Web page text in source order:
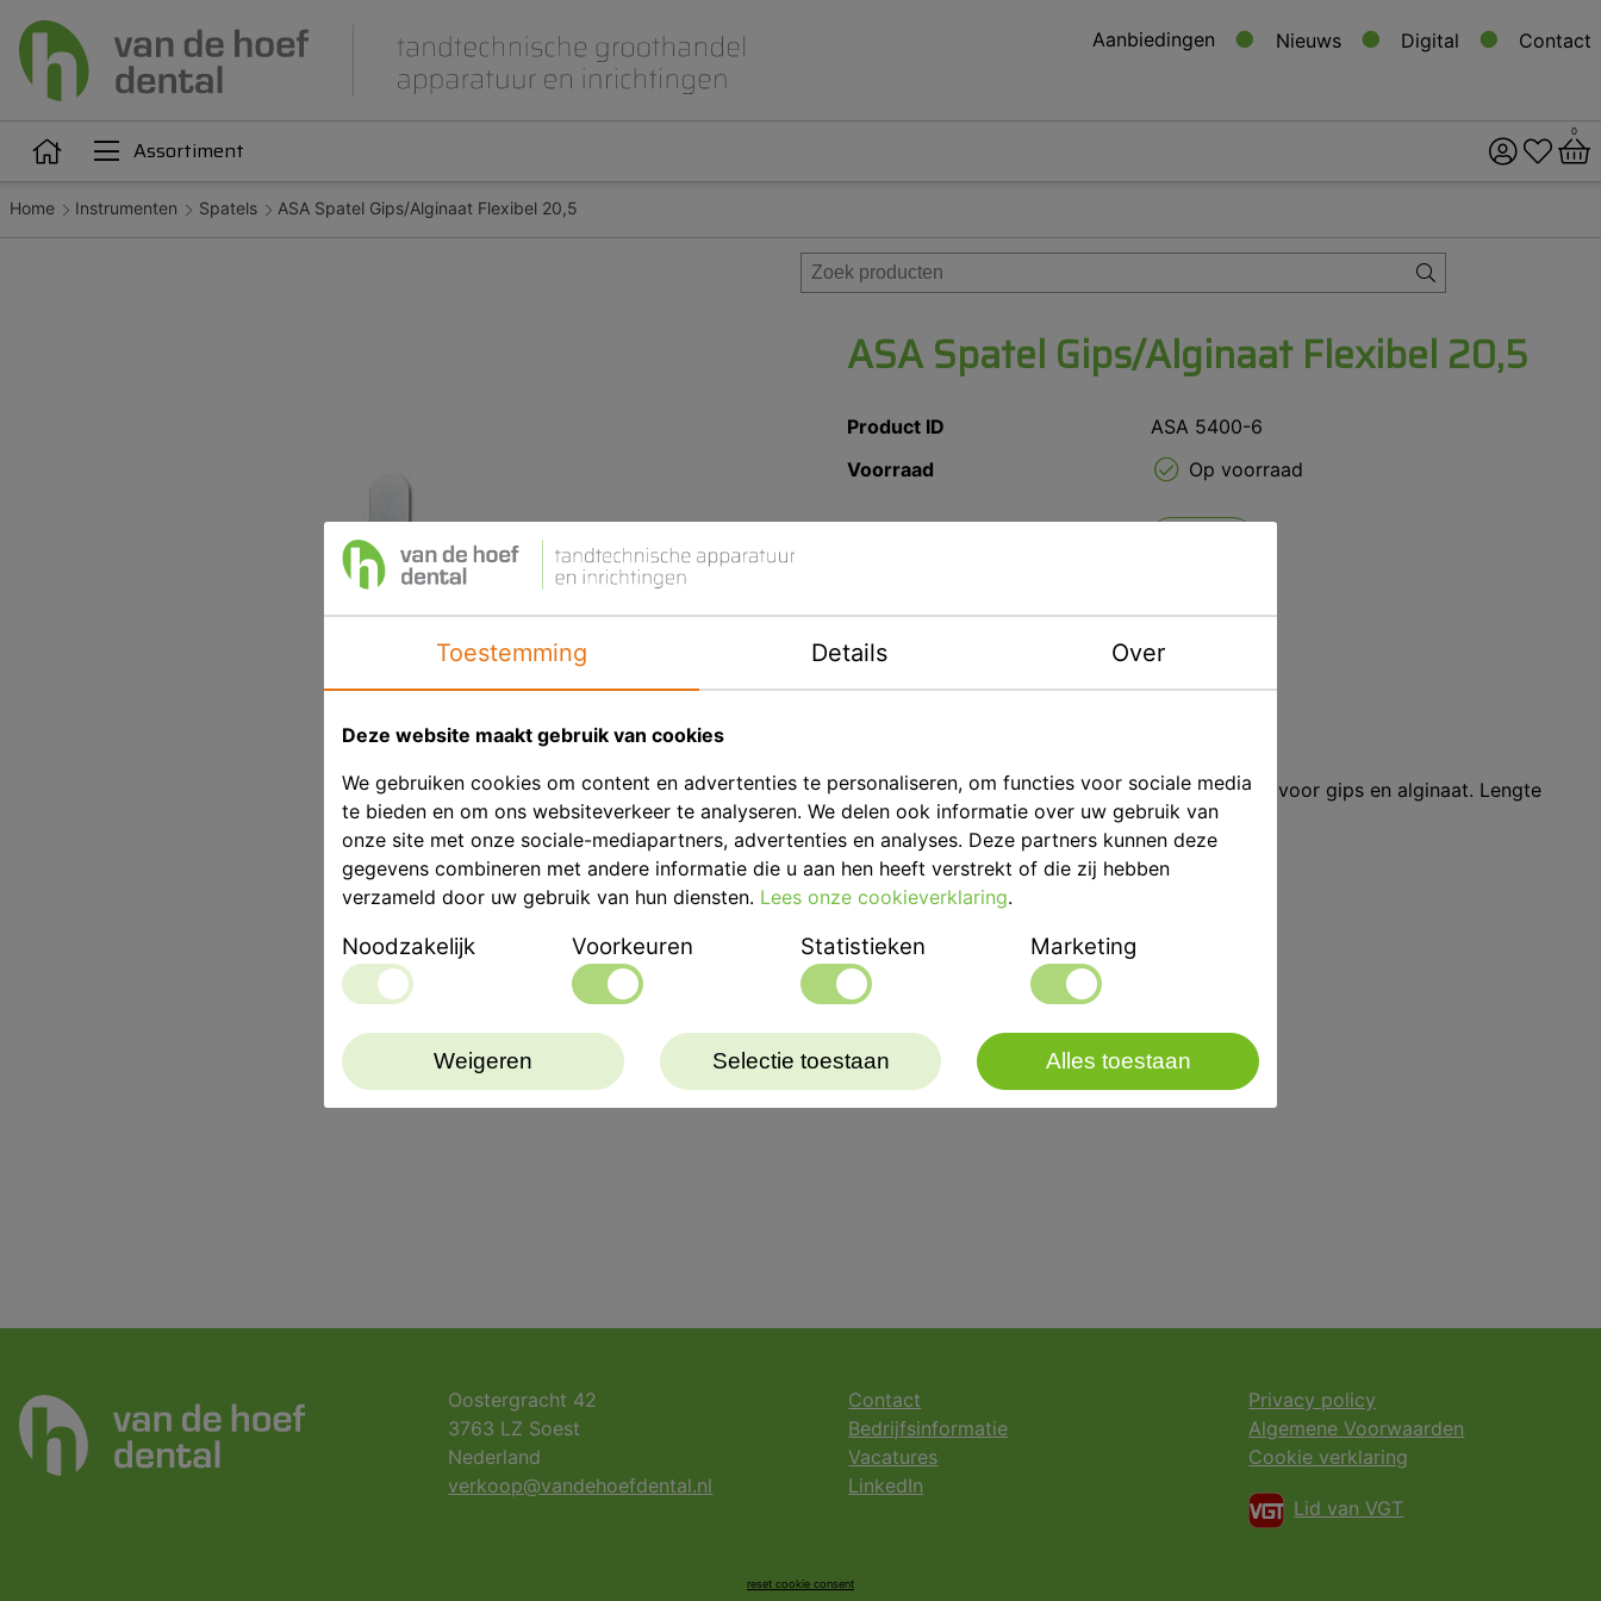
Aanbiedingen Nieuws Digital Contact
Assortiment
Articulatie Attachments
Gips en inbedmassa
Implantologie
Meubilair en inrichting
Modelleren en was
0
Home Instrumenten Spatels ASA Spatel Gips/Alginaat Flexibel 20,5
ASA Spatel Gips/Alginaat Flexibel 20,5
Product ID
ASA 5400-6
Voorraad
Op voorraad
Merk
ASA Dental
Metalen flexibele spatel met houten handgreep voor gips en alginaat. Lengte
20,5cm.
Oostergracht 42
3763 LZ Soest
Nederland
verkoop@vandehoefdental.nl
Contact
Bedrijfsinformatie
Vacatures
LinkedIn
Privacy policy
Algemene Voorwaarden
Cookie verklaring
Lid van VGT
reset cookie consent
Toestemming Details Over
Deze website maakt gebruik van cookies
We gebruiken cookies om content en advertenties te personaliseren, om functies voor sociale media
te bieden en om ons websiteverkeer te analyseren. We delen ook informatie over uw gebruik van
onze site met onze sociale-mediapartners, advertenties en analyses. Deze partners kunnen deze
gegevens combineren met andere informatie die u aan hen heeft verstrekt of die zij hebben
verzameld door uw gebruik van hun diensten. Lees onze cookieverklaring.
Noodzakelijk Voorkeuren Statistieken Marketing
Weigeren Selectie toestaan Alles toestaan